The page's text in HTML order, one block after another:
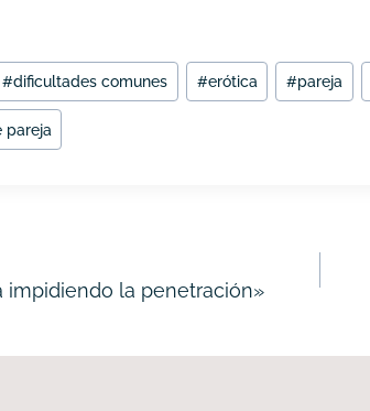
#dificultades comunes #erótica #pareja
pareja
impidiendo la penetración»